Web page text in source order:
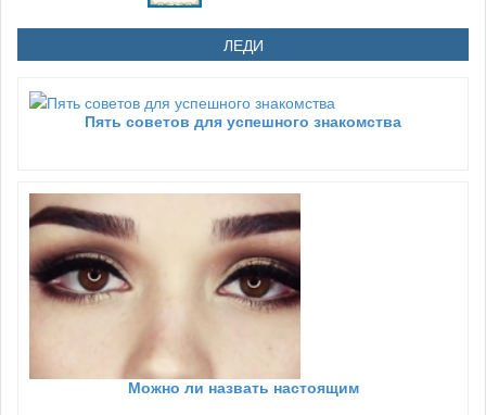
ЛЕДИ
Пять советов для успешного знакомства
Можно ли назвать настоящим